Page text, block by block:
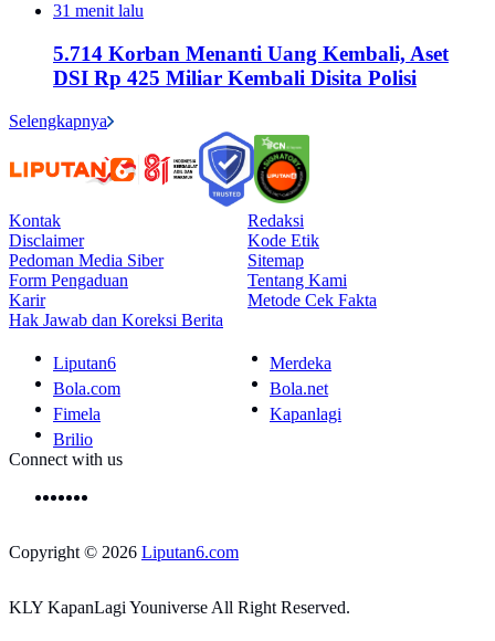
31 menit lalu
5.714 Korban Menanti Uang Kembali, Aset
DSI Rp 425 Miliar Kembali Disita Polisi
Selengkapnya
Kontak
Redaksi
Disclaimer
Kode Etik
Pedoman Media Siber
Sitemap
Form Pengaduan
Tentang Kami
Karir
Metode Cek Fakta
Hak Jawab dan Koreksi Berita
Liputan6
Merdeka
Bola.com
Bola.net
Fimela
Kapanlagi
Brilio
Connect with us
Copyright © 2026 Liputan6.com
KLY KapanLagi Youniverse All Right Reserved.